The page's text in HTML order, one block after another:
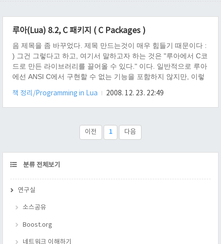
루아(Lua) 8.2, C 패키지 ( C Packages )
음 제목을 좀 바꾸었다. 제목 만드는것이 매우 힘들기 때문이다 :
) 그건 그렇다고 하고, 여기서 말하고자 하는 것은 "루아에서 C코
드로 만든 라이브러리를 끌어올 수 있다." 이다. 일반적으로 루아
에선 ANSI C에서 구현할 수 없는 기능을 포함하지 않지만, 이렇
있다. 루아는 이 기능을 특정 플랫폼에서만 지원을 하고 있는데,
윈도우, 맥 OS X, 리눅스 FreeBSD, 솔라시스 및 UNIX 가 있다.
는 방법은, 다음과 같이 하고, 그 결과를 보면 된다. print(
package.loadlib("a","b") ) 를 실행 했을 때, "존재하지 않는 파일"
책 정리/Programming in Lua 2008. 12. 23. 22:49
이전 1 다음
CATEGORY
분류 전체보기
연구실
소스공유
Boost.org
네트워크 이해하기